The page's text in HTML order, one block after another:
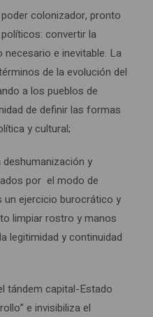
colonizador, pronto
convertir la
e inevitable. La
de la evolución del
a los pueblos de
de definir las formas
y cultural;
y
por el modo de
un ejercicio burocrático y
limpiar rostro y manos
legitimidad y continuidad
tándem capital-Estado
e invisibiliza el